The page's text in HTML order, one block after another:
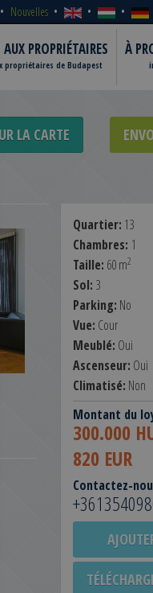
Nouvelles
AUX PROPRIÉTAIRES
propriétaires de Budapest
À
LA CARTE
Quartier: 13
Chambres: 1
Taille: 60 m2
Sol: 3
Parking: No
Vue: Cour
Meublé: Oui
Ascenseur: Oui
Climatisé: Non
Montant du
300.000
820 EUR
Contactez-